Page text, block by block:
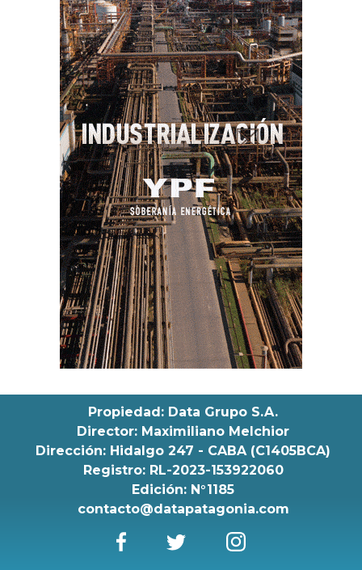
Propiedad: Data Grupo S.A.
Director: Maximiliano Melchior
Dirección: Hidalgo 247 - CABA (C1405BCA)
Registro: RL-2023-153922060
Edición: N°1185
contacto@datapatagonia.com